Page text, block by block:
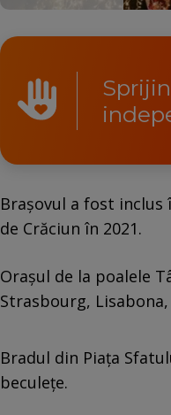
Braşovul a fost
de Crăciun în 2021.
Oraşul de la poalele
Strasbourg,
Bradul din Piaţa
beculeţe.